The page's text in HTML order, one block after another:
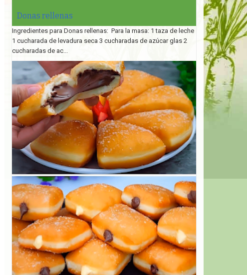
Donas rellenas
Ingredientes para Donas rellenas: Para la masa: 1 taza de leche
1 cucharada de levadura seca 3 cucharadas de azúcar glas 2
cucharadas de ac...